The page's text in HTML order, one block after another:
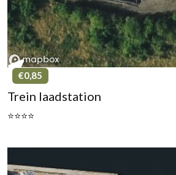
€0,85
Trein laadstation
⭐⭐⭐⭐